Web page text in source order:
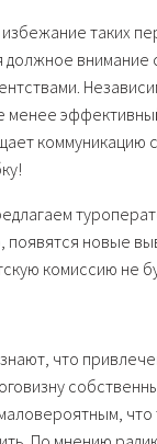
таких
должное внимание
менее
коммуникацию
новые
комиссию не
что